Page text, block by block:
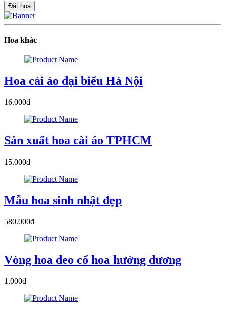
Hoa khác
Hoa cài áo đại biểu Hà Nội
16.000đ
Sản xuất hoa cài áo TPHCM
15.000đ
Mẫu hoa sinh nhật đẹp
580.000đ
Vòng hoa đeo cổ hoa hướng dương
1.000đ